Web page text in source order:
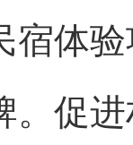
宿体
。促